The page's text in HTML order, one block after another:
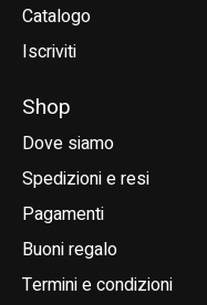
Catalogo
Iscriviti
Shop
Dove siamo
Spedizioni e resi
Pagamenti
Buoni regalo
Termini e condizioni